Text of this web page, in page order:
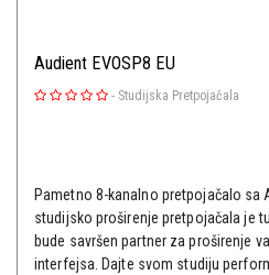
Audient EVOSP8 EU
- Studijska Pretpojačala
Pametno 8-kanalno pretpojačalo sa
studijsko proširenje pretpojačala je
bude savršen partner za proširenje
interfejsa. Dajte svom studiju